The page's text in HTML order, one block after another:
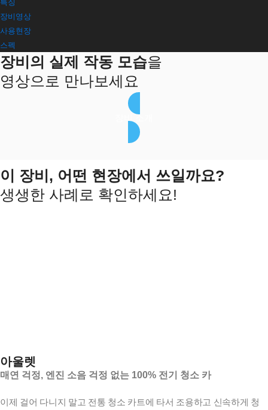
특징
장비영상
사용현장
스펙
장비의 실제 작동 모습을
영상으로 만나보세요
장비 소개
이 장비, 어떤 현장에서 쓰일까요?
생생한 사례로 확인하세요!
아울렛
매연 걱정, 엔진 소음 걱정 없는 100% 전기 청소 카
이제 걸어 다니지 말고 전통 청소 카트에 타서 조용하고 신속하게 청